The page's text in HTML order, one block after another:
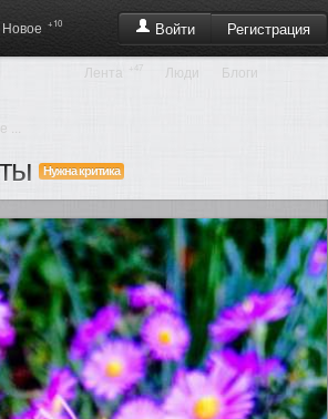
Войти Регистрация
Новое +10
Лента +47 Люди Блоги
Нужна критика